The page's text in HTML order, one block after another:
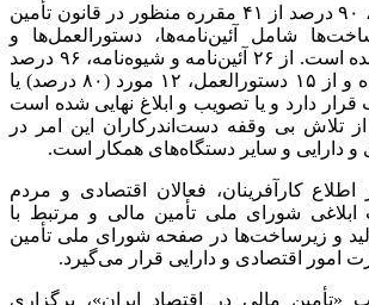
طی این دوره زمانی، ۹۰ درصد از ۴۱ مقرره منظور در قانون تأمین
شامل آئین‌نامه‌ها، دستورالعمل‌ها و
شیوه‌نامه‌ها تدوین شده است. از ۲۶ آئین‌نامه و شیوه‌نامه، ۹۶ درصد
(۲۵ مورد) تدوین شده و از ۱۵ دستورالعمل، ۱۲ مورد (۸۰ درصد) یا
دارد و یا تصویب و ابلاغ نهایی شده است
تلاش بی وقفه دست‌اندرکاران این امر در
و دارایی و سایر دستگاه‌های همکار است.
اطلاع کارآفرینان، فعالان اقتصادی و مردم
شورای ملی تأمین مالی و مرتبط با
و زیرساخت‌ها در صفحه شورای ملی تأمین
امور اقتصادی و دارایی قرار می‌گیرد.
«تأمین مالی در اقتصاد ایران»، برگزاری